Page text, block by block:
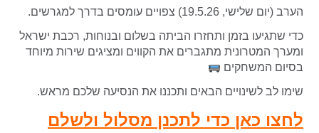
הערב (יום שלישי, 19.5.26) צפויים עומסים בדרך למגרשים.
כדי שתגיעו בזמן ותחזרו הביתה בשלום ובנוחות, רכבת ישראל
ומערך המטרונית מתגברים את הקווים ומציגים שירות מיוחד
בסיום המשחקים
שימו לב לשינויים הבאים ותכננו את הנסיעה שלכם מראש.
לחצו כאן כדי לתכנן מסלול ולשלם